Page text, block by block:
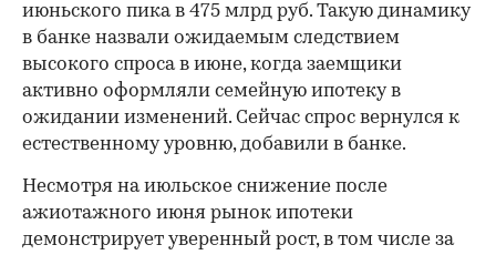
июньского пика в 475 млрд руб. Такую динамику
в банке назвали ожидаемым следствием
высокого спроса в июне, когда заемщики
активно оформляли семейную ипотеку в
ожидании изменений. Сейчас спрос вернулся к
естественному уровню, добавили в банке.
Несмотря на июльское снижение после
ажиотажного июня рынок ипотеки
демонстрирует уверенный рост, в том числе за